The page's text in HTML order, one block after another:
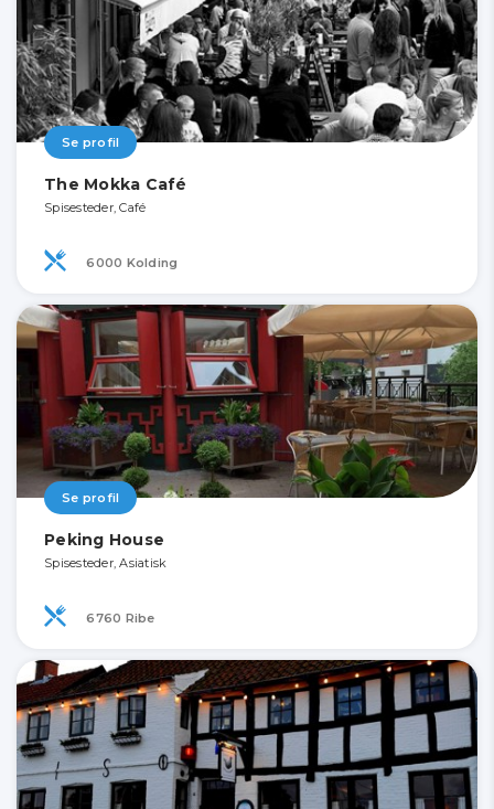
Se profil
The Mokka Café
Spisesteder, Café
6000 Kolding
Se profil
Peking House
Spisesteder, Asiatisk
6760 Ribe